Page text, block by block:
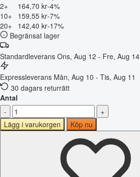
2+
164,70 kr-4%
10+
159,55 kr-7%
20+
142,40 kr-17%
Begränsat lager
Standardleverans Ons, Aug 12 - Fre, Aug 14
Expressleverans Mån, Aug 10 - Tis, Aug 11
30 dagars returrätt
Antal
-
+
Lägg i varukorgen
Köp nu